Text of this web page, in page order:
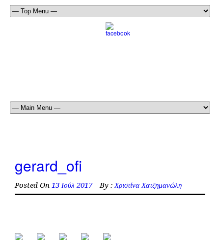
gerard_ofi
Posted On 13 Ιούλ 2017 By : Χριστίνα Χατζημανώλη